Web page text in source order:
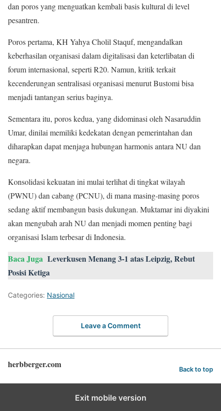
dan poros yang menguatkan kembali basis kultural di level
pesantren.
Poros pertama, KH Yahya Cholil Staquf, mengandalkan
keberhasilan organisasi dalam digitalisasi dan keterlibatan di
forum internasional, seperti R20. Namun, kritik terkait
kecenderungan sentralisasi organisasi menurut Bustomi bisa
menjadi tantangan serius baginya.
Sementara itu, poros kedua, yang didominasi oleh Nasaruddin
Umar, dinilai memiliki kedekatan dengan pemerintahan dan
diharapkan dapat menjaga hubungan harmonis antara NU dan
negara.
Konsolidasi kekuatan ini mulai terlihat di tingkat wilayah
(PWNU) dan cabang (PCNU), di mana masing-masing poros
sedang aktif membangun basis dukungan. Muktamar ini diyakini
akan mengubah arah NU dan menjadi momen penting bagi
organisasi Islam terbesar di Indonesia.
Baca Juga Leverkusen Menang 3-1 atas Leipzig, Rebut
Posisi Ketiga
Categories: Nasional
Leave a Comment
herbberger.com Back to top
Exit mobile version